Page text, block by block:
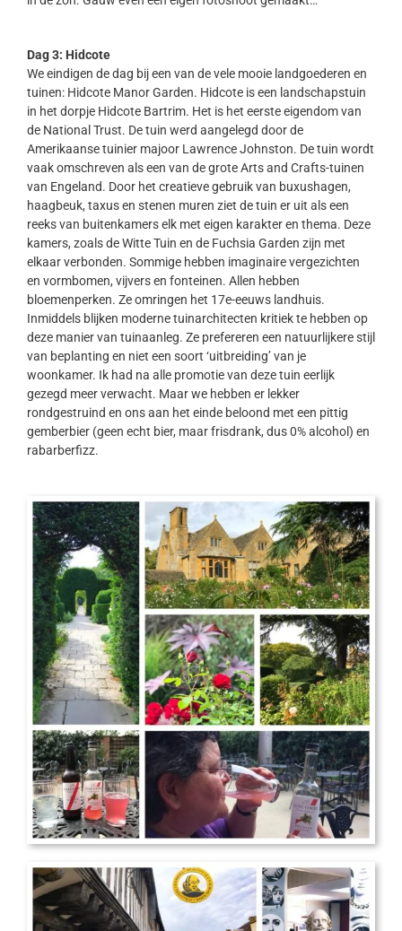
Dag 3: Hidcote
We eindigen de dag bij een van de vele mooie landgoederen en
tuinen: Hidcote Manor Garden. Hidcote is een landschapstuin
in het dorpje Hidcote Bartrim. Het is het eerste eigendom van
de National Trust. De tuin werd aangelegd door de
Amerikaanse tuinier majoor Lawrence Johnston. De tuin wordt
vaak omschreven als een van de grote Arts and Crafts-tuinen
van Engeland. Door het creatieve gebruik van buxushagen,
haagbeuk, taxus en stenen muren ziet de tuin er uit als een
reeks van buitenkamers elk met eigen karakter en thema. Deze
kamers, zoals de Witte Tuin en de Fuchsia Garden zijn met
elkaar verbonden. Sommige hebben imaginaire vergezichten
en vormbomen, vijvers en fonteinen. Allen hebben
bloemenperken. Ze omringen het 17e-eeuws landhuis.
Inmiddels blijken moderne tuinarchitecten kritiek te hebben op
deze manier van tuinaanleg. Ze prefereren een natuurlijkere stijl
van beplanting en niet een soort ‘uitbreiding’ van je
woonkamer. Ik had na alle promotie van deze tuin eerlijk
gezegd meer verwacht. Maar we hebben er lekker
rondgestruind en ons aan het einde beloond met een pittig
gemberbier (geen echt bier, maar frisdrank, dus 0% alcohol) en
rabarberfizz.